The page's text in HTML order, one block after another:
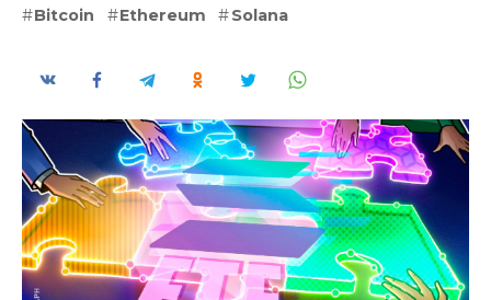
Bitcoin Ethereum Solana